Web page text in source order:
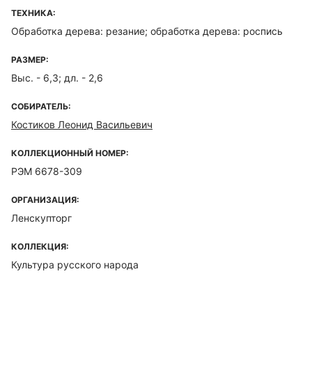
ТЕХНИКА:
Обработка дерева: резание; обработка дерева: роспись
РАЗМЕР:
Выс. - 6,3; дл. - 2,6
СОБИРАТЕЛЬ:
Костиков Леонид Васильевич
КОЛЛЕКЦИОННЫЙ НОМЕР:
РЭМ 6678-309
ОРГАНИЗАЦИЯ:
Ленскупторг
КОЛЛЕКЦИЯ:
Культура русского народа